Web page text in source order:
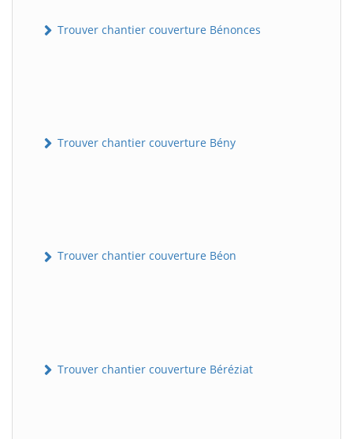
Trouver chantier couverture Bénonces
Trouver chantier couverture Bény
Trouver chantier couverture Béon
Trouver chantier couverture Béréziat